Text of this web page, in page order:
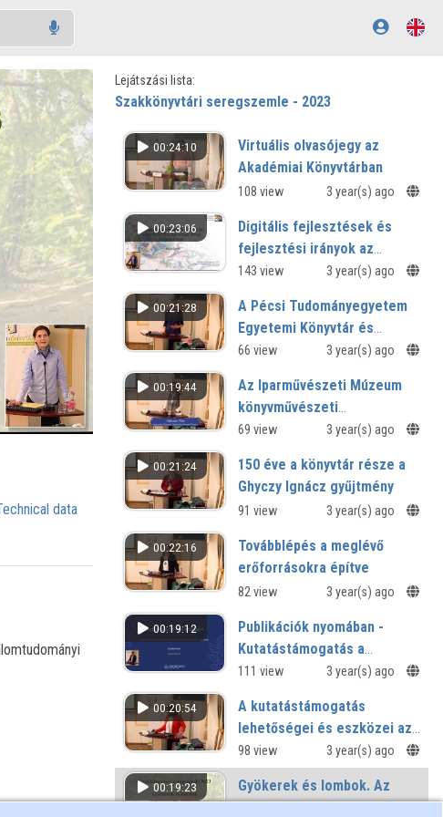
data
Lejátszási lista:
Szakkönyvtári seregszemle - 2023
00:24:10
Virtuális olvasójegy az
Akadémiai Könyvtárban
108 view 3 year(s) ago
00:23:06
Digitális fejlesztések és
fejlesztési irányok az
Országos Széchényi
143 view 3 year(s) ago
00:21:28
A Pécsi Tudományegyetem
Egyetemi Könyvtár és
Tudásközpont muzeális
66 view 3 year(s) ago
00:19:44
Az Iparművészeti Múzeum
könyvművészeti
gyűjteménye
69 view 3 year(s) ago
00:21:24
150 éve a könyvtár része a
Ghyczy Ignácz gyűjtmény
91 view 3 year(s) ago
00:22:16
Továbblépés a meglévő
erőforrásokra építve
82 view 3 year(s) ago
00:19:12
Publikációk nyomában -
Kutatástámogatás a
Semmelweis Egyetem
111 view 3 year(s) ago
00:20:54
A kutatástámogatás
lehetőségei és eszközei az
Országgyűlési Könyvtárban
98 view 3 year(s) ago
00:19:23
Gyökerek és lombok. Az
agrárium országos